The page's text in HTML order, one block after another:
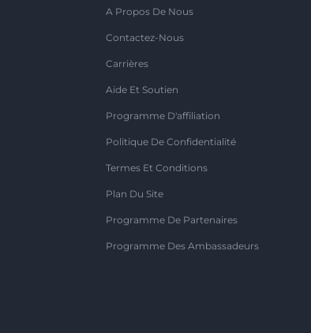
A Propos De Nous
Contactez-Nous
Carrières
Aide Et Soutien
Programme D'affiliation
Politique De Confidentialité
Termes Et Conditions
Plan Du Site
Programme De Partenaires
Programme Des Ambassadeurs